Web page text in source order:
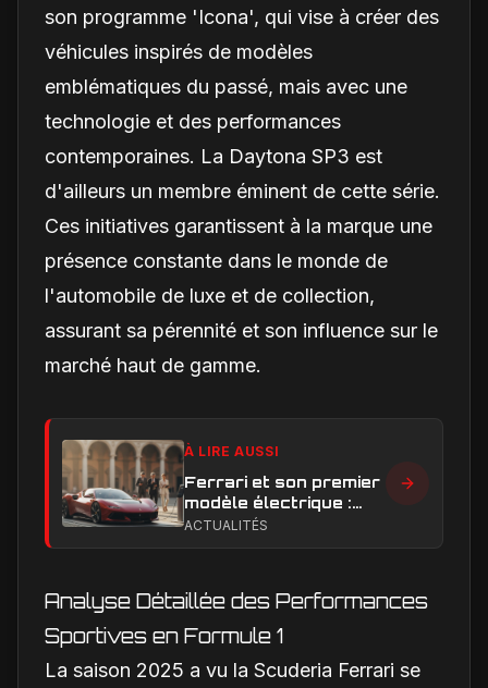
son programme 'Icona', qui vise à créer des
véhicules inspirés de modèles
emblématiques du passé, mais avec une
technologie et des performances
contemporaines. La Daytona SP3 est
d'ailleurs un membre éminent de cette série.
Ces initiatives garantissent à la marque une
présence constante dans le monde de
l'automobile de luxe et de collection,
assurant sa pérennité et son influence sur le
marché haut de gamme.
À LIRE AUSSI
Ferrari et son premier
modèle électrique :
calendrier de
ACTUALITÉS
Analyse Détaillée des Performances
Sportives en Formule 1
La saison 2025 a vu la Scuderia Ferrari se